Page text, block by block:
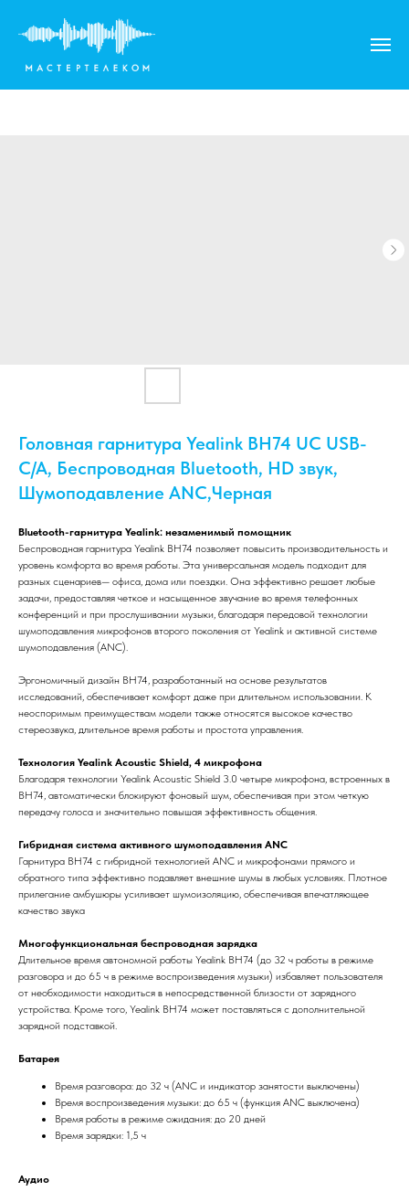
Головная гарнитура Yealink BH74 UC USB-
C/A, Беспроводная Bluetooth, HD звук,
Шумоподавление ANC,Черная
Bluetooth-гарнитура Yealink: незаменимый помощник
Беспроводная гарнитура Yealink BH74 позволяет повысить производительность и
уровень комфорта во время работы. Эта универсальная модель подходит для
разных сценариев— офиса, дома или поездки. Она эффективно решает любые
задачи, предоставляя четкое и насыщенное звучание во время телефонных
конференций и при прослушивании музыки, благодаря передовой технологии
шумоподавления микрофонов второго поколения от Yealink и активной системе
шумоподавления (ANC).
Эргономичный дизайн BH74, разработанный на основе результатов
исследований, обеспечивает комфорт даже при длительном использовании. К
неоспоримым преимуществам модели также относятся высокое качество
стереозвука, длительное время работы и простота управления.
Технология Yealink Acoustic Shield, 4 микрофона
Благодаря технологии Yealink Acoustic Shield 3.0 четыре микрофона, встроенных в
BH74, автоматически блокируют фоновый шум, обеспечивая при этом четкую
передачу голоса и значительно повышая эффективность общения.
Гибридная система активного шумоподавления ANC
Гарнитура BH74 с гибридной технологией ANC и микрофонами прямого и
обратного типа эффективно подавляет внешние шумы в любых условиях. Плотное
прилегание амбушюры усиливает шумоизоляцию, обеспечивая впечатляющее
качество звука
Многофункциональная беспроводная зарядка
Длительное время автономной работы Yealink BH74 (до 32 ч работы в режиме
разговора и до 65 ч в режиме воспроизведения музыки) избавляет пользователя
от необходимости находиться в непосредственной близости от зарядного
устройства. Кроме того, Yealink BH74 может поставляться с дополнительной
зарядной подставкой.
Батарея
Время разговора: до 32 ч (ANC и индикатор занятости выключены)
Время воспроизведения музыки: до 65 ч (функция ANC выключена)
Время работы в режиме ожидания: до 20 дней
Время зарядки: 1,5 ч
Аудио